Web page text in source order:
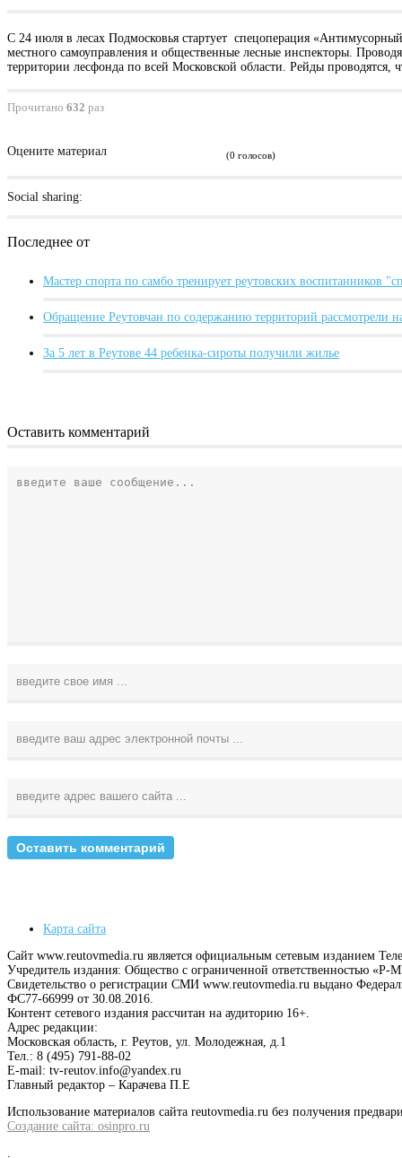
С 24 июля в лесах Подмосковья стартует спецоперация
местного самоуправления и общественные лесные инспекторы.
территории лесфонда по всей Московской области. Рейды проводятся,
Прочитано 632 раз
Оцените материал (0 голосов)
Social sharing:
Последнее от
Мастер спорта по самбо тренирует реутовских воспитанников
Обращение Реутовчан по содержанию территорий рассмотрели
За 5 лет в Реутове 44 ребенка-сироты получили жилье
Оставить комментарий
Карта сайта
Сайт www.reutovmedia.ru является официальным сетевым изданием
Учредитель издания: Общество с ограниченной ответственностью
Свидетельство о регистрации СМИ www.reutovmedia.ru выдано
ФС77-66999 от 30.08.2016.
Контент сетевого издания рассчитан на аудиторию 16+.
Адрес редакции:
Московская область, г. Реутов, ул. Молодежная, д.1
Тел.: 8 (495) 791-88-02
E-mail: tv-reutov.info@yandex.ru
Главный редактор – Карачева П.Е
Использование материалов сайта reutovmedia.ru без получения
Создание сайта: osinpro.ru
.